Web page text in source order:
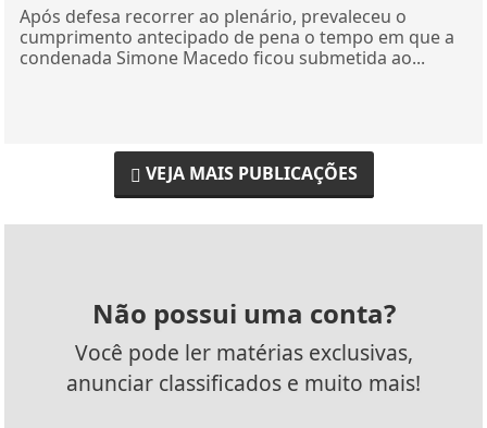
Após defesa recorrer ao plenário, prevaleceu o
cumprimento antecipado de pena o tempo em que a
condenada Simone Macedo ficou submetida ao...
VEJA MAIS PUBLICAÇÕES
Não possui uma conta?
Você pode ler matérias exclusivas,
anunciar classificados e muito mais!